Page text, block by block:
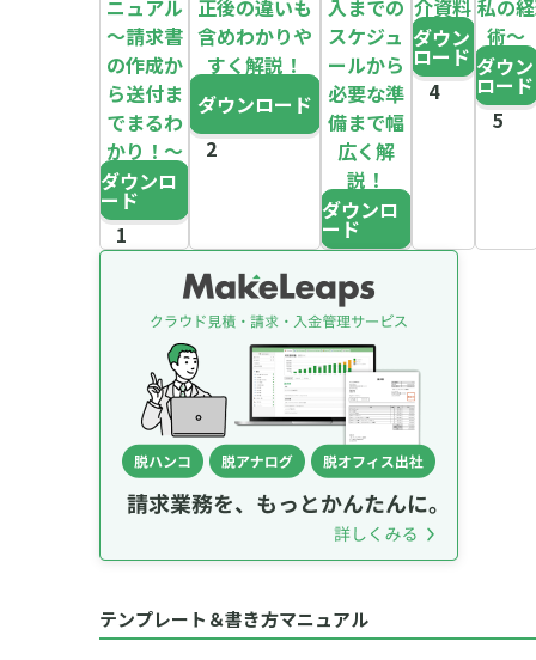
ニュアル
～請求書
の作成か
ら送付ま
でまるわ
かり！～
ダウンロ
ード
正後の違いも
含めわかりや
すく解説！
ダウンロード
入までの
スケジュ
ールから
必要な準
備まで幅
広く解
説！
ダウンロ
ード
介資料
ダウン
ロード
～私の
術～
ダウン
ロード
テンプレート＆書き方マニュアル